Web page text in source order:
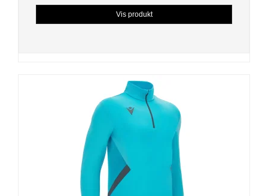
Vis produkt